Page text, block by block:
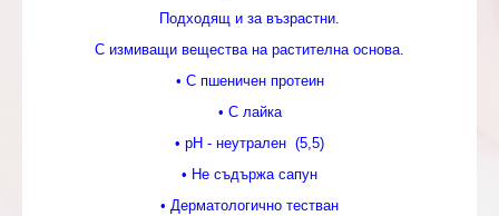
Подходящ и за възрастни.
С измиващи вещества на растителна основа.
• С пшеничен протеин
• С лайка
• pH - неутрален (5,5)
• Не съдържа сапун
• Дерматологично тестван